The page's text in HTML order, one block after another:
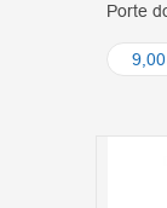
Porte